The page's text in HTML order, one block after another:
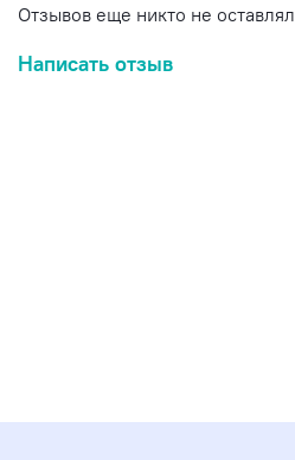
Отзывов еще никто не оставлял
Написать отзыв